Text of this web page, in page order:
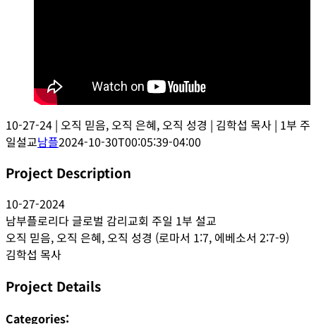
10-27-24 | 오직 믿음, 오직 은혜, 오직 성경 | 김학섭 목사 | 1부 주
일설교남플2024-10-30T00:05:39-04:00
Project Description
10-27-2024
남부플로리다 글로벌 감리교회 주일 1부 설교
오직 믿음, 오직 은혜, 오직 성경 (로마서 1:7, 에베소서 2:7-9)
김학섭 목사
Project Details
Categories: